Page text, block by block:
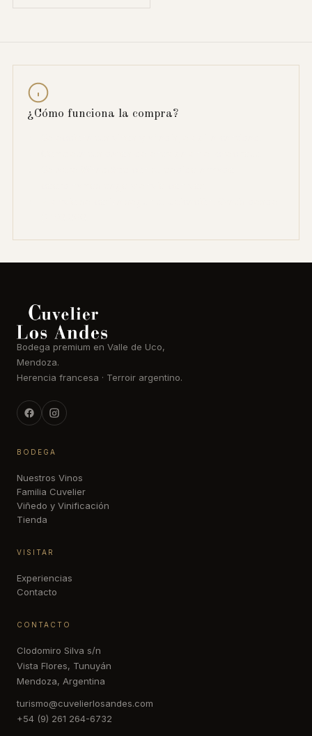
¿Cómo funciona la compra?
Bodega premium en Valle de Uco,
Mendoza.
Herencia francesa · Terroir argentino.
BODEGA
Nuestros Vinos
Familia Cuvelier
Viñedo y Vinificación
Tienda
VISITAR
Experiencias
Contacto
CONTACTO
Clodomiro Silva s/n
Vista Flores, Tunuyán
Mendoza, Argentina
turismo@cuvelierlosandes.com
+54 (9) 261 264-6732